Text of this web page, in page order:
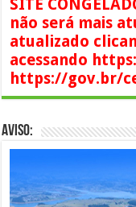
SITE
não será mais
atualizado
acessando
https://gov.br/
AVISO: